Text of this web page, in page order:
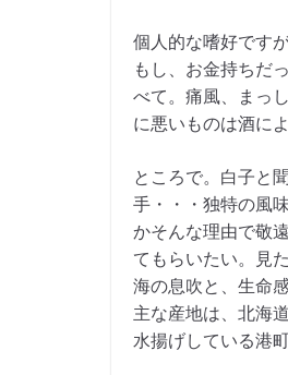
個人的な嗜好です
もし、お金持ちだ
べて。痛風、まっ
に悪いものは酒に
ところで。白子と
手・・・独特の風
かそんな理由で敬
てもらいたい。見
海の息吹と、生命
主な産地は、北海
水揚げしている港